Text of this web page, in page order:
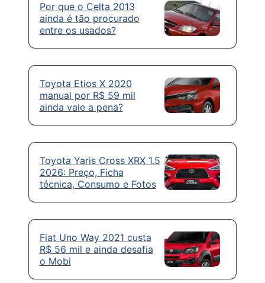
Por que o Celta 2013
ainda é tão procurado
entre os usados?
Toyota Etios X 2020
manual por R$ 59 mil
ainda vale a pena?
Toyota Yaris Cross XRX 1.5
2026: Preço, Ficha
técnica, Consumo e Fotos
Fiat Uno Way 2021 custa
R$ 56 mil e ainda desafia
o Mobi